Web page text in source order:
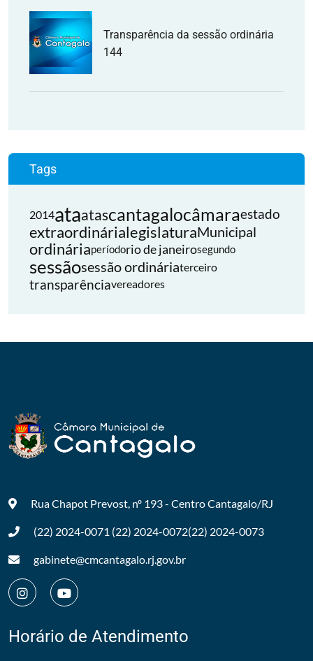
Transparência da sessão ordinária
144
Tags
2014ataatascantagalocâmaraestado
extraordinárialegislaturaMunicipal
ordináriaperíodorio de janeirosegundo
sessãosessão ordináriaterceiro
transparênciavereadores
Rua Chapot Prevost, nº 193 - CentroCantagalo/RJ
(22) 2024-0071 (22) 2024-0072(22) 2024-0073
gabinete@cmcantagalo.rj.gov.br
Horário de Atendimento